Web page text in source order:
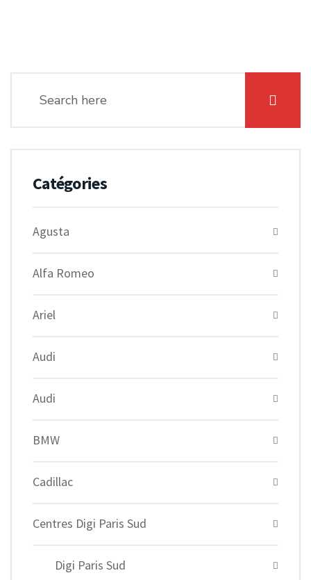
Catégories
Agusta
Alfa Romeo
Ariel
Audi
Audi
BMW
Cadillac
Centres Digi Paris Sud
Digi Paris Sud